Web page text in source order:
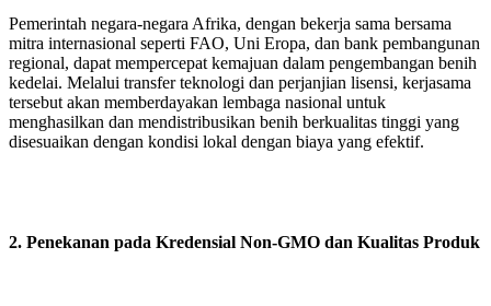
Pemerintah negara-negara Afrika, dengan bekerja sama bersama
mitra internasional seperti FAO, Uni Eropa, dan bank pembangunan
regional, dapat mempercepat kemajuan dalam pengembangan benih
kedelai. Melalui transfer teknologi dan perjanjian lisensi, kerjasama
tersebut akan memberdayakan lembaga nasional untuk
menghasilkan dan mendistribusikan benih berkualitas tinggi yang
disesuaikan dengan kondisi lokal dengan biaya yang efektif.
2. Penekanan pada Kredensial Non‑GMO dan Kualitas Produk